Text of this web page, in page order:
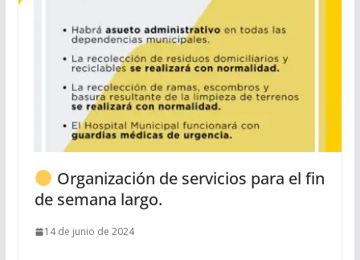
Organización de servicios para el fin
de semana largo.
14 de junio de 2024